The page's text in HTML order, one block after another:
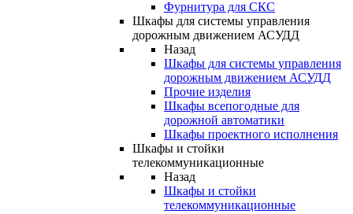
Фурнитура для СКС
Шкафы для системы управления
дорожным движением АСУДД
Назад
Шкафы для системы управления
дорожным движением АСУДД
Прочие изделия
Шкафы всепогодные для
дорожной автоматики
Шкафы проектного исполнения
Шкафы и стойки
телекоммуникационные
Назад
Шкафы и стойки
телекоммуникационные